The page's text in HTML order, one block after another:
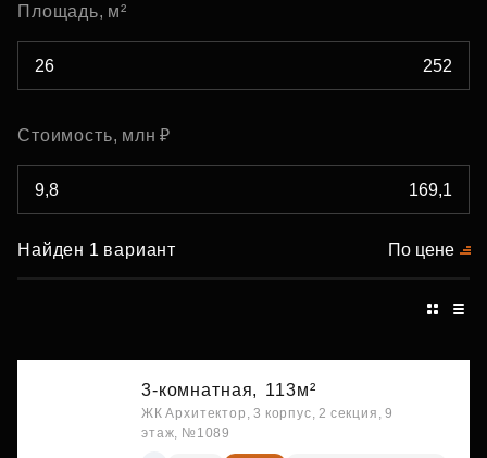
Площадь, м²
Стоимость, млн ₽
Найден 1 вариант По цене
3-комнатная, 113м²
ЖК Архитектор, 3 корпус, 2 секция, 9
этаж, №1089